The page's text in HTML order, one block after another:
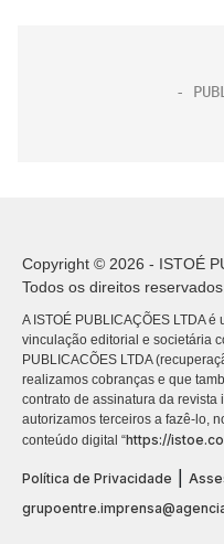
Copyright © 2026 - ISTOÉ
Todos os direitos reservados.
A ISTOÉ PUBLICAÇÕES LTDA
vinculação editorial e societária
PUBLICACÕES LTDA
realizamos cobranças e que
contrato de assinatura da revista
autorizamos terceiros a fazê-lo,
conteúdo digital “https://
Política de Privacidade